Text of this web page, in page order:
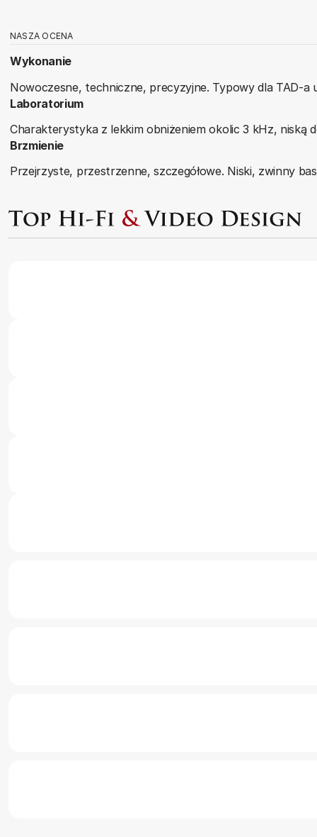
NASZA OCENA
Wykonanie
Nowoczesne, techniczne, precyzyjne. Typowy dla TAD-
Laboratorium
Charakterystyka z lekkim obniżeniem okolic 3 kHz, niską
Brzmienie
Przejrzyste, przestrzenne, szczegółowe. Niski, zwinny